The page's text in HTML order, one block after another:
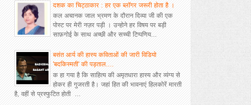
दशक का चिट्ठाकार : हर एक ब्लॉगर जरूरी होता है ।
कल अचानक जाल भ्रमण के दौरान दिव्या जी की एक
पोस्ट पर मेरी नज़र पड़ी । उन्होने हर विषय पर बड़ी
साफ़गोई के साथ अच्छी और सच्ची टिप्पणिय...
बसंत आर्य की हास्य कविताओं की जारी विडियो
'बदकिस्मती' की पड़ताल....
क हा गया है कि साहित्य की अमृतधारा हास्य और व्यंग्य से
होकर ही गुजरती है। जहां हित की भावनाएं हिलकोरें मारती
है, वहीं से प्रस्फुटित होती ...